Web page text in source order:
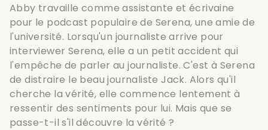
Abby travaille comme assistante et écrivaine
pour le podcast populaire de Serena, une amie de
l'université. Lorsqu'un journaliste arrive pour
interviewer Serena, elle a un petit accident qui
l'empêche de parler au journaliste. C'est à Serena
de distraire le beau journaliste Jack. Alors qu'il
cherche la vérité, elle commence lentement à
ressentir des sentiments pour lui. Mais que se
passe-t-il s'il découvre la vérité ?